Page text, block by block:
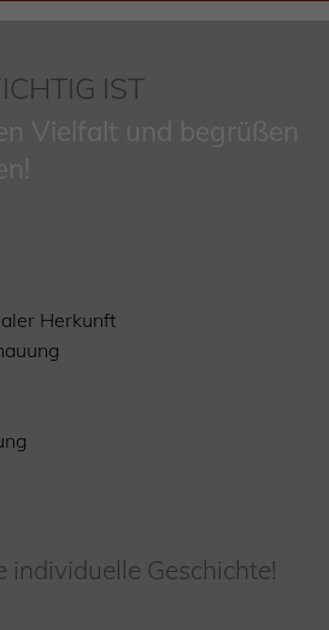
IST
Herkunft
individuelle Geschichte!